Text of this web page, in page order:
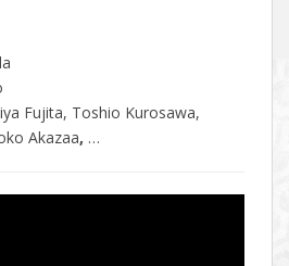
Fujita, Toshio Kurosawa,
Akazaa, …